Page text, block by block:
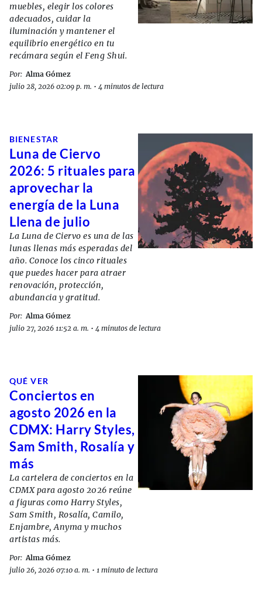
muebles, elegir los colores
adecuados, cuidar la
iluminación y mantener el
equilibrio energético en tu
recámara según el Feng Shui.
Por: Alma Gómez
julio 28, 2026 02:09 p. m. • 4 minutos de lectura
BIENESTAR
Luna de Ciervo
2026: 5 rituales para
aprovechar la
energía de la Luna
Llena de julio
La Luna de Ciervo es una de las
lunas llenas más esperadas del
año. Conoce los cinco rituales
que puedes hacer para atraer
renovación, protección,
abundancia y gratitud.
Por: Alma Gómez
julio 27, 2026 11:52 a. m. • 4 minutos de lectura
QUÉ VER
Conciertos en
agosto 2026 en la
CDMX: Harry Styles,
Sam Smith, Rosalía y
más
La cartelera de conciertos en la
CDMX para agosto 2026 reúne
a figuras como Harry Styles,
Sam Smith, Rosalía, Camilo,
Enjambre, Anyma y muchos
artistas más.
Por: Alma Gómez
julio 26, 2026 07:10 a. m. • 1 minuto de lectura